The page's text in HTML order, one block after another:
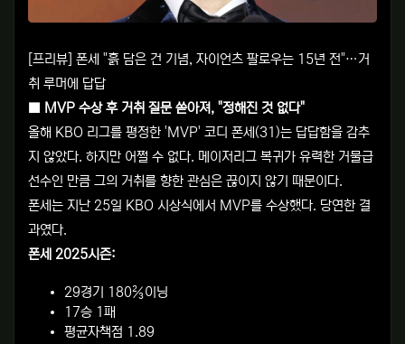
[프리뷰] 폰세 "흙 담은 건 기념, 자이언츠 팔로우는 15년 전"…거
취 루머에 답답
■ MVP 수상 후 거취 질문 쏟아져, "정해진 것 없다"
올해 KBO 리그를 평정한 'MVP' 코디 폰세(31)는 답답함을 감추
지 않았다. 하지만 어쩔 수 없다. 메이저리그 복귀가 유력한 거물급
선수인 만큼 그의 거취를 향한 관심은 끊이지 않기 때문이다.
폰세는 지난 25일 KBO 시상식에서 MVP를 수상했다. 당연한 결
과였다.
폰세 2025시즌:
29경기 180⅔이닝
17승 1패
평균자책점 1.89